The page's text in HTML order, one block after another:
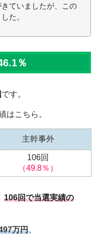
ていましたが、この
た。
％
です。
はこちら。
主幹事外
106回
（49.8％）
106回で当選実績の
万円。